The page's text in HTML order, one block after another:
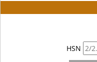
HSN